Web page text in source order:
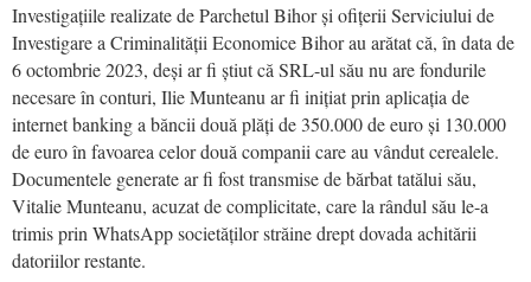
Investigațiile realizate de Parchetul Bihor și ofițerii Serviciului de
Investigare a Criminalității Economice Bihor au arătat că, în data de
6 octombrie 2023, deși ar fi știut că SRL-ul său nu are fondurile
necesare în conturi, Ilie Munteanu ar fi inițiat prin aplicația de
internet banking a băncii două plăți de 350.000 de euro și 130.000
de euro în favoarea celor două companii care au vândut cerealele.
Documentele generate ar fi fost transmise de bărbat tatălui său,
Vitalie Munteanu, acuzat de complicitate, care la rândul său le-a
trimis prin WhatsApp societăților străine drept dovada achitării
datoriilor restante.